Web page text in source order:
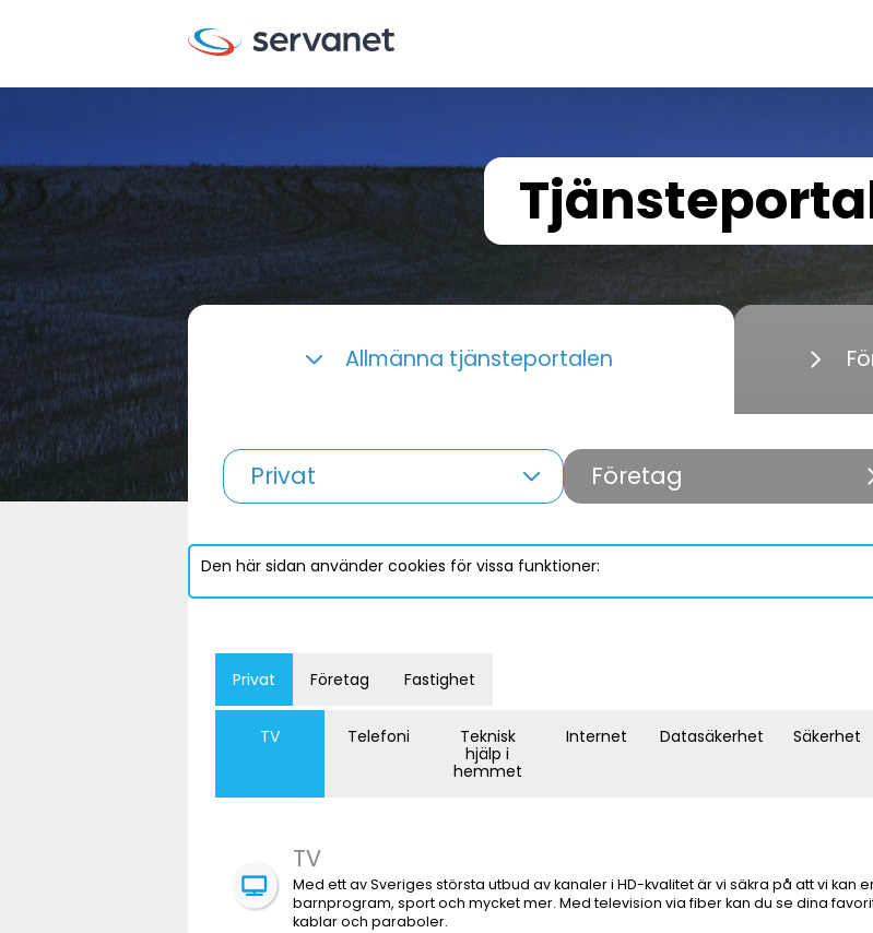
Allmänna tjänsteportalen
Privat Företag
Den här sidan använder cookies för vissa funktioner:
Privat Företag Fastighet
TV Telefoni
Teknisk
hjälp i
hemmet
Internet Datasäkerhet Säkerhet
TV
Med ett av Sveriges största utbud av kanaler i HD-kvalitet är vi säkra på att vi
barnprogram, sport och mycket mer. Med television via fiber kan du se dina
kablar och paraboler.